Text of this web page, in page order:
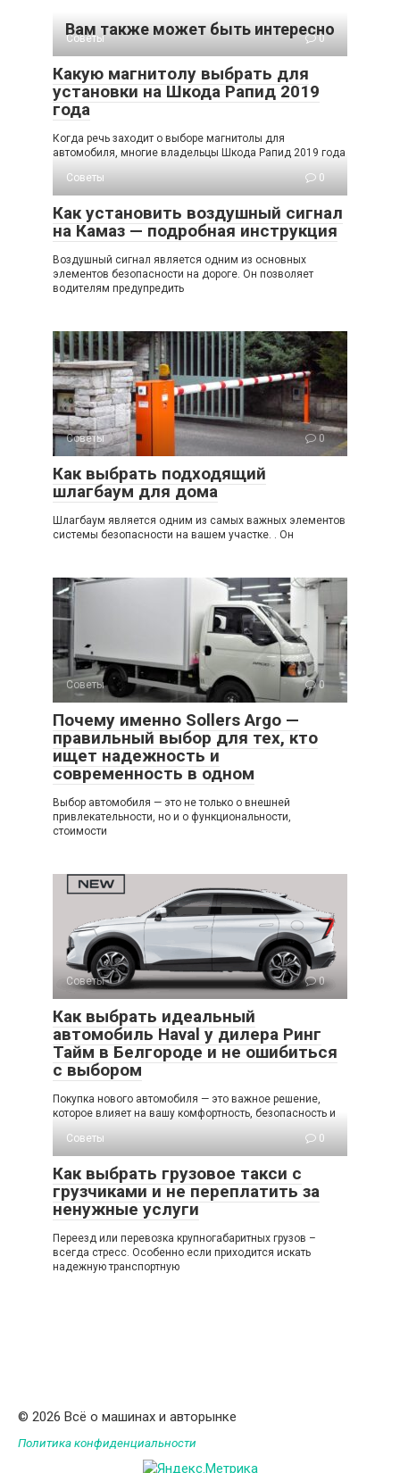
Вам также может быть интересно
Советы 0
Какую магнитолу выбрать для
установки на Шкода Рапид 2019
года
Когда речь заходит о выборе магнитолы для
автомобиля, многие владельцы Шкода Рапид 2019 года
Советы
0
Как установить воздушный сигнал
на Камаз — подробная инструкция
Воздушный сигнал является одним из основных
элементов безопасности на дороге. Он позволяет
водителям предупредить
Советы 0
Как выбрать подходящий
шлагбаум для дома
Шлагбаум является одним из самых важных элементов
системы безопасности на вашем участке. . Он
Советы 0
Почему именно Sollers Argo —
правильный выбор для тех, кто
ищет надежность и
современность в одном
Выбор автомобиля — это не только о внешней
привлекательности, но и о функциональности,
стоимости
Советы 0
Как выбрать идеальный
автомобиль Haval у дилера Ринг
Тайм в Белгороде и не ошибиться
с выбором
Покупка нового автомобиля — это важное решение,
которое влияет на вашу комфортность, безопасность и
Советы
0
Как выбрать грузовое такси с
грузчиками и не переплатить за
ненужные услуги
Переезд или перевозка крупногабаритных грузов –
всегда стресс. Особенно если приходится искать
надежную транспортную
© 2026 Всё о машинах и авторынке
Политика конфиденциальности